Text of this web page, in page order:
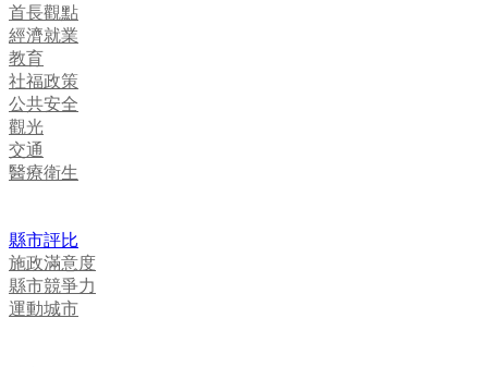
首長觀點
經濟就業
教育
社福政策
公共安全
觀光
交通
醫療衛生
縣市評比
施政滿意度
縣市競爭力
運動城市